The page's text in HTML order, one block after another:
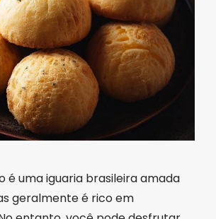
é uma iguaria brasileira amada
geralmente é rico em